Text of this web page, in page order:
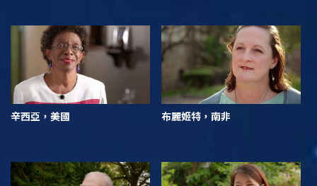
辛西亞，美國 布麗姬特，南非